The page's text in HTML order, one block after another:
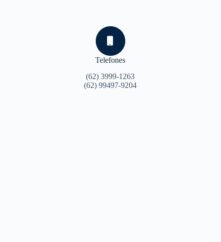
Telefones
(62) 3999-1263
(62) 99497-9204